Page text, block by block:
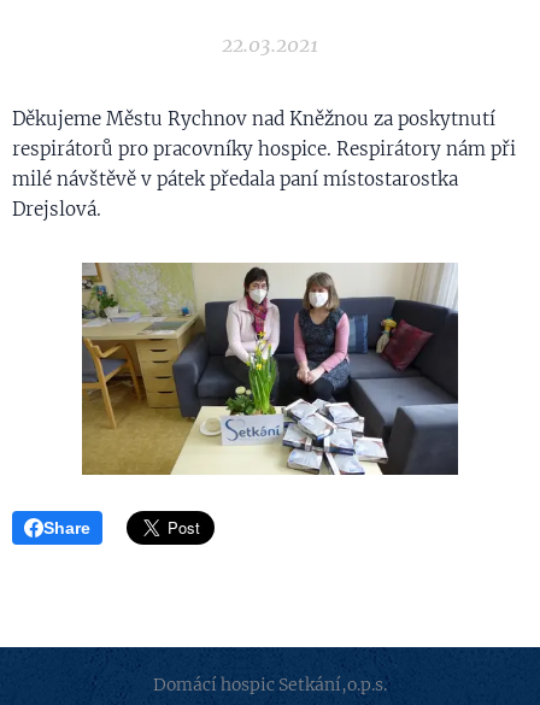
22.03.2021
Děkujeme Městu Rychnov nad Kněžnou za poskytnutí
respirátorů pro pracovníky hospice. Respirátory nám při
milé návštěvě v pátek předala paní místostarostka
Drejslová.
Share
Domácí hospic Setkání,o.p.s.